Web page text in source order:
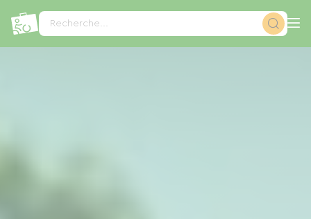
Recherche...
Panneau de gestion des cookies